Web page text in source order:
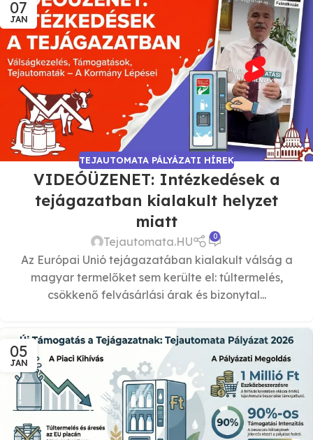
07
JAN
TEJAUTOMATA PÁLYÁZATI HÍREK
VIDEÓÜZENET: Intézkedések a
tejágazatban kialakult helyzet
miatt
Tejautomata.HU 0
Az Európai Unió tejágazatában kialakult válság a
magyar termelőket sem kerülte el: túltermelés,
csökkenő felvásárlási árak és bizonytal...
05
JAN